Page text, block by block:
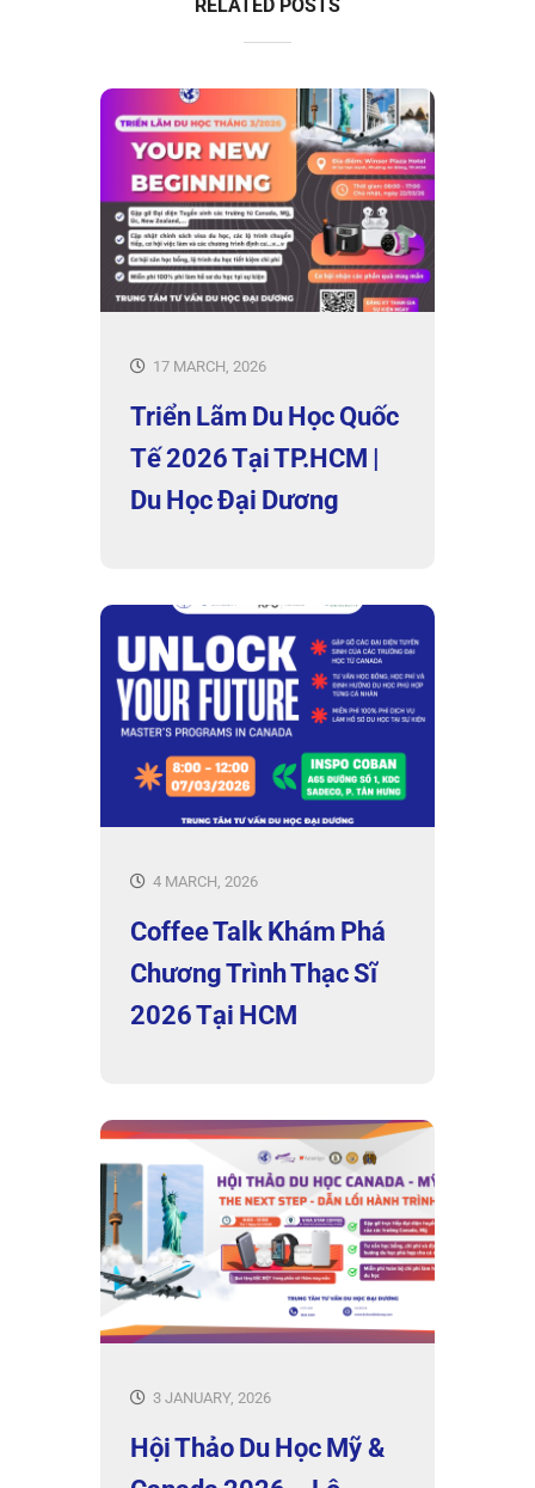
RELATED POSTS
17 MARCH, 2026
Triển Lãm Du Học Quốc
Tế 2026 Tại TP.HCM |
Du Học Đại Dương
4 MARCH, 2026
Coffee Talk Khám Phá
Chương Trình Thạc Sĩ
2026 Tại HCM
3 JANUARY, 2026
Hội Thảo Du Học Mỹ &